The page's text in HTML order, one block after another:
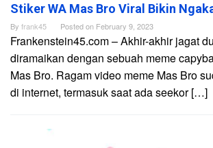
Stiker WA Mas Bro Viral Bikin
By frank45 Posted on February 9, 2023
Frankenstein45.com – Akhir-akhir jagat
diramaikan dengan sebuah meme
Mas Bro. Ragam video meme Mas Bro
di internet, termasuk saat ada seekor […]